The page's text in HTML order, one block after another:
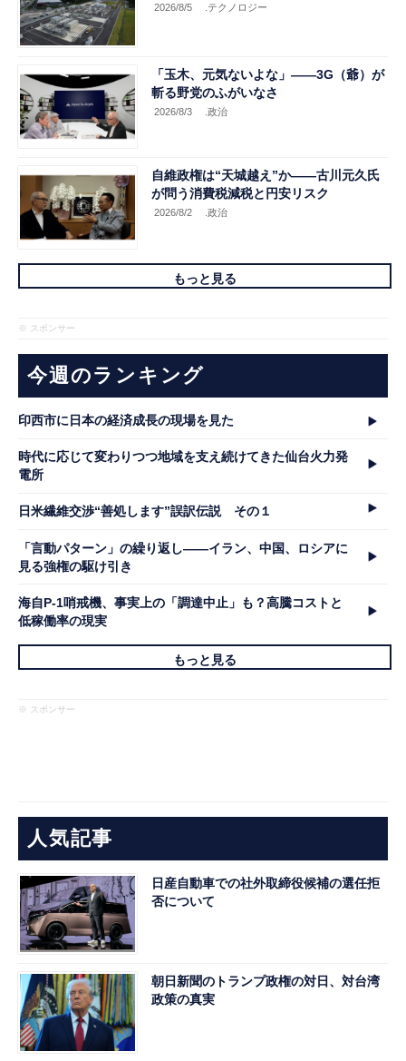
2026/8/5 .テクノロジー
「玉木、元気ないよな」――3G（爺）が
斬る野党のふがいなさ
2026/8/3 .政治
自維政権は“天城越え”か――古川元久氏
が問う消費税減税と円安リスク
2026/8/2 .政治
もっと見る
※ スポンサー
今週のランキング
印西市に日本の経済成長の現場を見た
時代に応じて変わりつつ地域を支え続けてきた仙台火力発
電所
日米繊維交渉“善処します”誤訳伝説 その１
「言動パターン」の繰り返し――イラン、中国、ロシアに
見る強権の駆け引き
海自P-1哨戒機、事実上の「調達中止」も？高騰コストと
低稼働率の現実
もっと見る
※ スポンサー
人気記事
日産自動車での社外取締役候補の選任拒
否について
朝日新聞のトランプ政権の対日、対台湾
政策の真実